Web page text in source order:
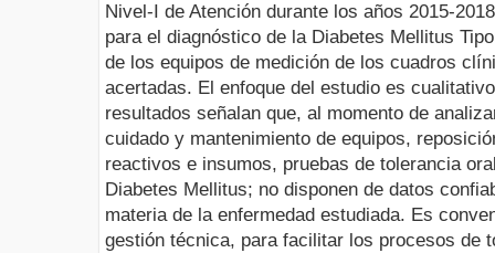
Nivel-I de Atención durante los años 2015-
para el diagnóstico de la Diabetes Mellitus
de los equipos de medición de los cuadros
acertadas. El enfoque del estudio es
resultados señalan que, al momento de
cuidado y mantenimiento de equipos,
reactivos e insumos, pruebas de tolerancia
Diabetes Mellitus; no disponen de datos
materia de la enfermedad estudiada. Es
gestión técnica, para facilitar los procesos de